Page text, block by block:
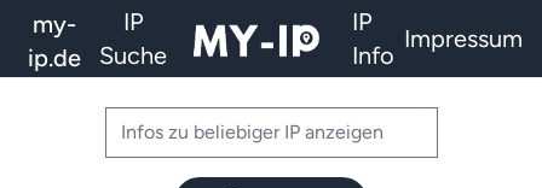
my-
ip.de
IP
Suche
IP
Info
Impressum